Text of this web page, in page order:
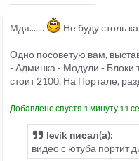
Мдя....... Не буду столь
Одно посоветую вам,
- Админка - Модули - Блоки
стоит 2100. На Портале,
Добавлено спустя 1 минуту 11
levik писал(а):
видео с ютуба портит